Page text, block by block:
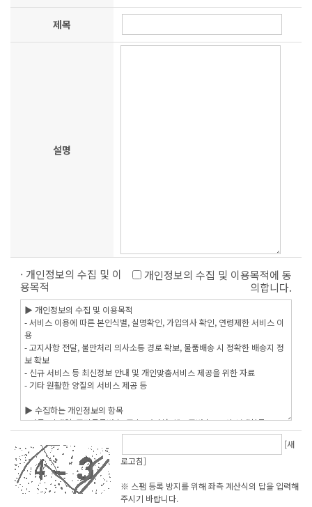
제목
설명
· 개인정보의 수집 및 이
용목적
개인정보의 수집 및 이용목적에 동
의합니다.
[새
로고침]
※ 스팸 등록 방지를 위해 좌측 계산식의 답을 입력해
주시기 바랍니다.